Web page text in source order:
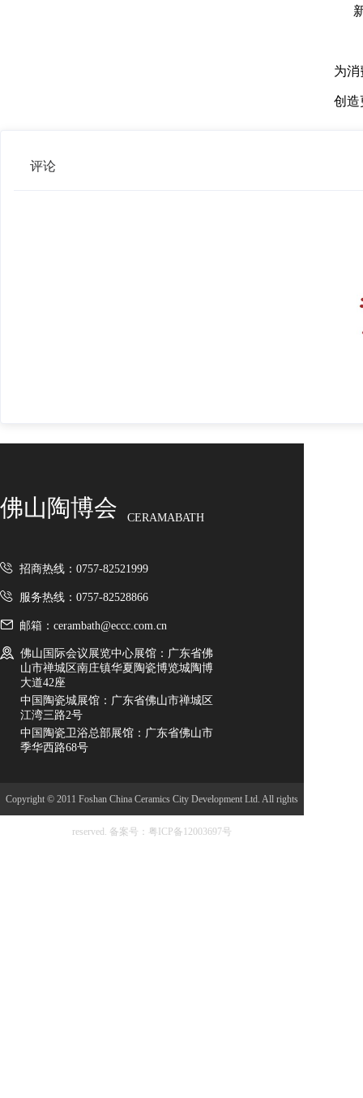
为
创造
评论
佛山陶博会 CERAMABATH
招商热线：0757-82521999
服务热线：0757-82528866
邮箱：cerambath@eccc.com.cn
佛山国际会议展览中心展馆：广东省佛
山市禅城区南庄镇华夏陶瓷博览城陶博
大道42座
中国陶瓷城展馆：广东省佛山市禅城区
江湾三路2号
中国陶瓷卫浴总部展馆：广东省佛山市
季华西路68号
Copyright © 2011 Foshan China Ceramics City Development Ltd. All rights
reserved. 备案号：粤ICP备12003697号